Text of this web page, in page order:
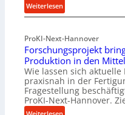
n
f
h
r
u
n
g
e
n
Weiterlesen:
M
t
e
r
i
a
l
v
ProKI-Next-Hannover
Forschungsprojekt
Produktion in den
Wie lassen sich
praxisnah in der
Fragestellung
ProKI-Next-Hannover.
: